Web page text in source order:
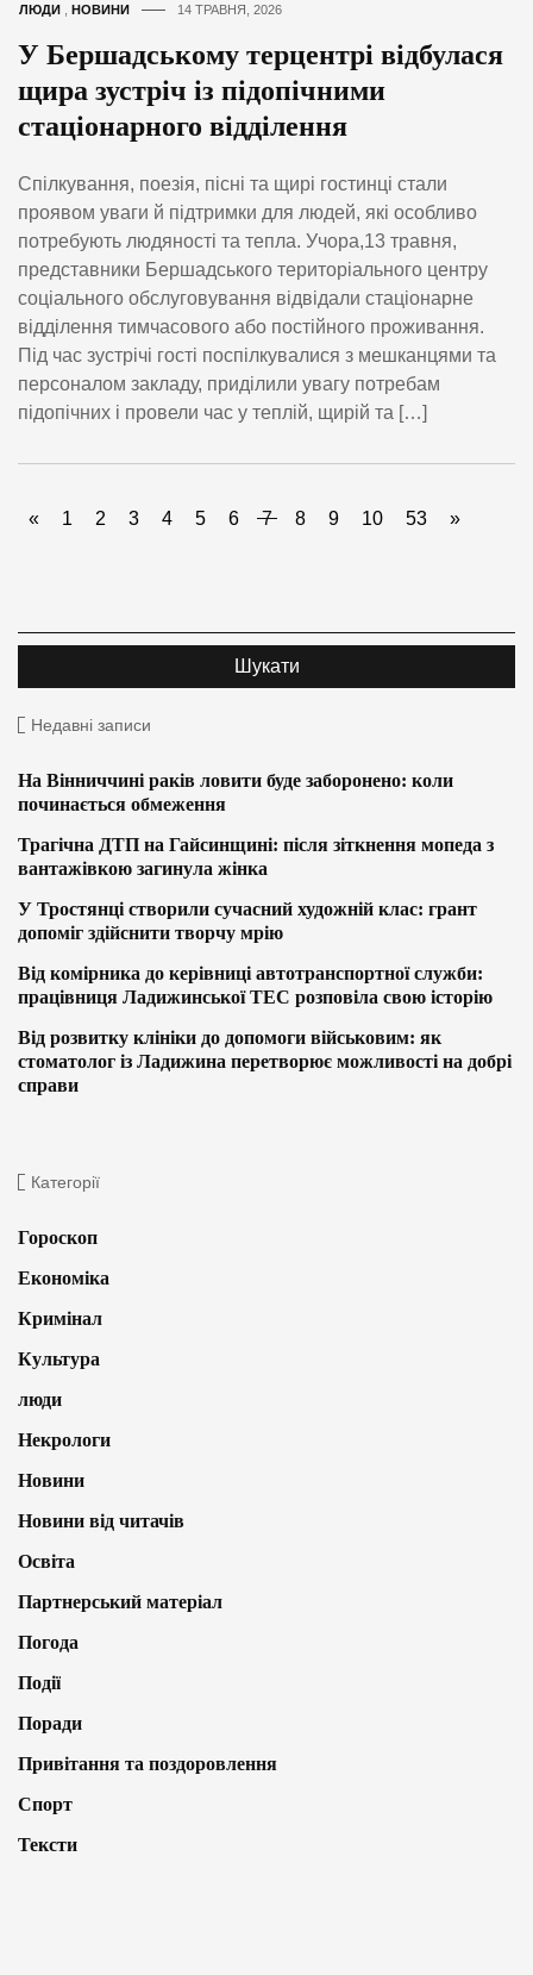
ЛЮДИ НОВИНИ 14 ТРАВНЯ, 2026
У Бершадському терцентрі відбулася
щира зустріч із підопічними
стаціонарного відділення
Спілкування, поезія, пісні та щирі гостинці стали
проявом уваги й підтримки для людей, які особливо
потребують людяності та тепла. Учора,13 травня,
представники Бершадського територіального центру
соціального обслуговування відвідали стаціонарне
відділення тимчасового або постійного проживання.
Під час зустрічі гості поспілкувалися з мешканцями та
персоналом закладу, приділили увагу потребам
підопічних і провели час у теплій, щирій та […]
« 1 2 3 4 5 6 7 8 9 10 53 »
Недавні записи
На Вінниччині раків ловити буде заборонено: коли
починається обмеження
Трагічна ДТП на Гайсинщині: після зіткнення мопеда з
вантажівкою загинула жінка
У Тростянці створили сучасний художній клас: грант
допоміг здійснити творчу мрію
Від комірника до керівниці автотранспортної служби:
працівниця Ладижинської ТЕС розповіла свою історію
Від розвитку клініки до допомоги військовим: як
стоматолог із Ладижина перетворює можливості на добрі
справи
Категорії
Гороскоп
Економіка
Кримінал
Культура
люди
Некрологи
Новини
Новини від читачів
Освіта
Партнерський матеріал
Погода
Події
Поради
Привітання та поздоровлення
Спорт
Тексти